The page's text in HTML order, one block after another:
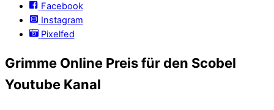
Facebook
Instagram
Pixelfed
Grimme Online Preis für den Scobel
Youtube Kanal